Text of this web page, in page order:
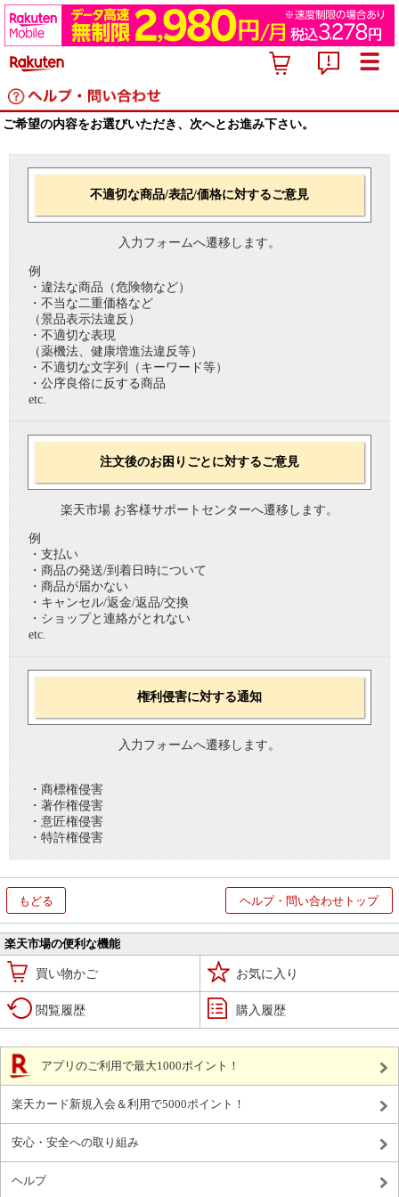
ご希望の内容をお選びいただき、次へとお進み下さい。
不適切な商品/表記/価格に対するご意見
入力フォームへ遷移します。
例
・違法な商品（危険物など）
・不当な二重価格など
（景品表示法違反）
・不適切な表現
（薬機法、健康増進法違反等）
・不適切な文字列（キーワード等）
・公序良俗に反する商品
etc.
注文後のお困りごとに対するご意見
楽天市場 お客様サポートセンターへ遷移します。
例
・支払い
・商品の発送/到着日時について
・商品が届かない
・キャンセル/返金/返品/交換
・ショップと連絡がとれない
etc.
権利侵害に対する通知
入力フォームへ遷移します。
・商標権侵害
・著作権侵害
・意匠権侵害
・特許権侵害
もどる ヘルプ・問い合わせトップ
楽天市場の便利な機能
買い物かご お気に入り
閲覧履歴 購入履歴
アプリのご利用で最大1000ポイント！
楽天カード新規入会＆利用で5000ポイント！
安心・安全への取り組み
ヘルプ